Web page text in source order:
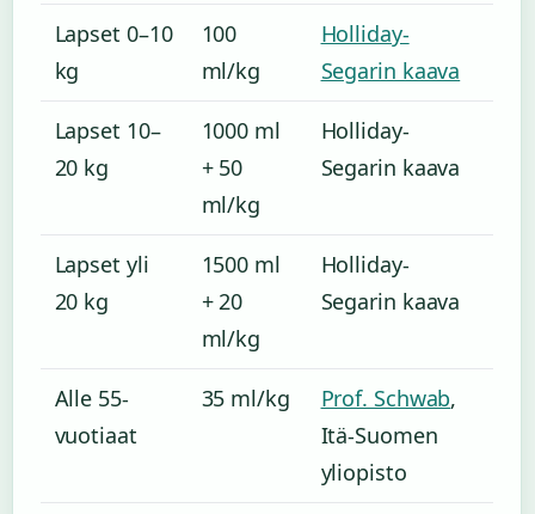
Lapset 0–10
kg
100
ml/kg
Holliday-
Segarin kaava
Lapset 10–
20 kg
1000 ml
+ 50
ml/kg
Holliday-
Segarin kaava
Lapset yli
20 kg
1500 ml
+ 20
ml/kg
Holliday-
Segarin kaava
Alle 55-
vuotiaat
35 ml/kg Prof. Schwab,
Itä-Suomen
yliopisto